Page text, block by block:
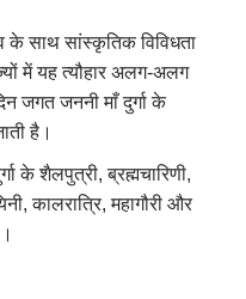
के साथ सांस्कृतिक विविधता
में यह त्यौहार अलग-अलग
जगत जननी माँ दुर्गा के
है।
के शैलपुत्री,ब्रह्मचारिणी,
,कालरात्रि,महागौरी और